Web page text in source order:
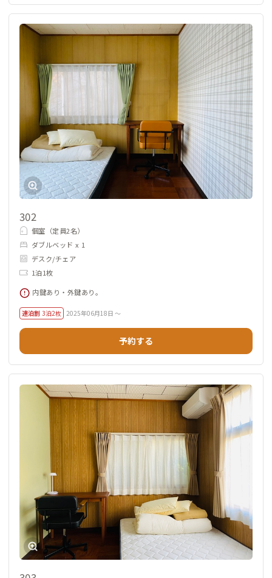
302
個室（定員2名）
ダブルベッド x 1
デスク/チェア
1泊1枚
内鍵あり・外鍵あり。
連泊割 3泊2枚 2025年06月18日 ～
予約する